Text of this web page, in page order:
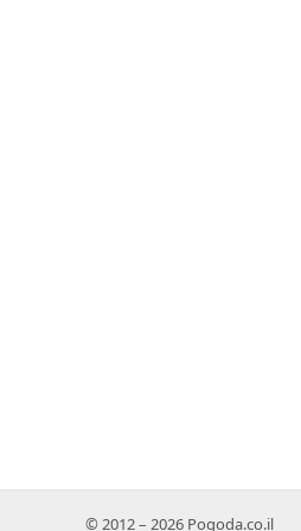
© 2012 – 2026 Pogoda.co.il